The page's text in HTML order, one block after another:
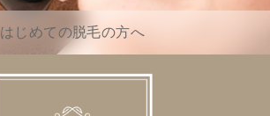
はじめての脱毛の方へ